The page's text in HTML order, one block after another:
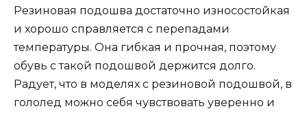
Резиновая подошва достаточно износостойкая
и хорошо справляется с перепадами
температуры. Она гибкая и прочная, поэтому
обувь с такой подошвой держится долго.
Радует, что в моделях с резиновой подошвой, в
гололед можно себя чувствовать уверенно и